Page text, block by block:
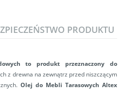
PRODUKTU
to produkt przeznaczony do
z drewna na zewnątrz przed niszczącym
Olej do Mebli Tarasowych Altex